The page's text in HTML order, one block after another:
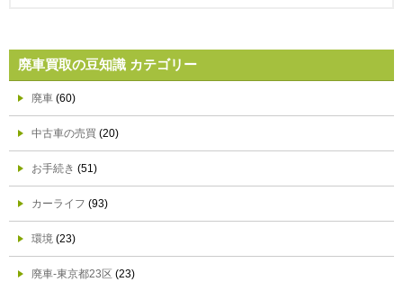
廃車買取の豆知識 カテゴリー
廃車 (60)
中古車の売買 (20)
お手続き (51)
カーライフ (93)
環境 (23)
廃車-東京都23区 (23)